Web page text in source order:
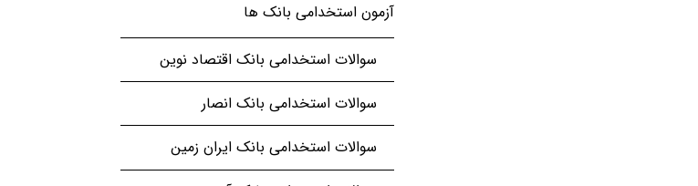
آزمون استخدامی بانک ها
سوالات استخدامی بانک اقتصاد نوین
سوالات استخدامی بانک انصار
سوالات استخدامی بانک ایران زمین